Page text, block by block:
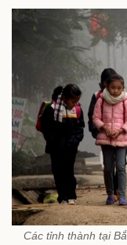
Các tỉnh thành tại